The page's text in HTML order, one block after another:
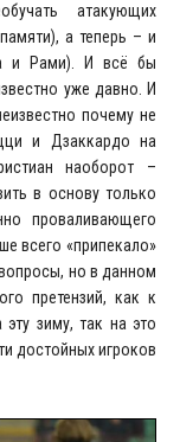
атакующих
а теперь – и
и Рами). И всё бы
уже давно. И
почему не
и Дзаккардо на
наоборот –
в основу только
проваливающего
всего «припекало»
но в данном
претензий, как к
зиму, так на это
достойных игроков